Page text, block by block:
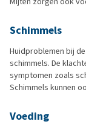
Schimmels
Huidproblemen bij
schimmels. De
symptomen zoals
Schimmels kunnen
Voeding